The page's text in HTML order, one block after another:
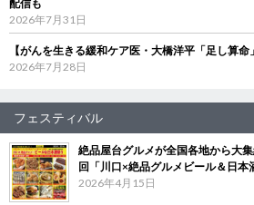
配信も
2026年7月31日
【がんを生きる緩和ケア医・大橋洋平「足し算
2026年7月28日
フェスティバル
絶品屋台グルメが全国各地から大
回「川口×絶品グルメビール＆日本
2026年4月15日